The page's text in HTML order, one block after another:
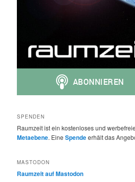
SPENDEN
Raumzeit ist ein kostenloses und
Metaebene. EineSpendeerhält das
MASTODON
Raumzeit auf Mastodon